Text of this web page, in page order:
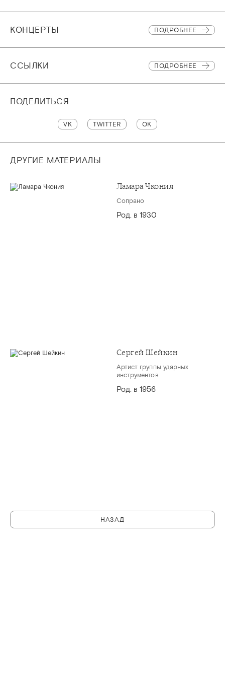
КОНЦЕРТЫ ПОДРОБНЕЕ
CСЫЛКИ ПОДРОБНЕЕ
ПОДЕЛИТЬСЯ
VK TWITTER OK
ДРУГИЕ МАТЕРИАЛЫ
Ламара Чкония
Сопрано
Род. в 1930
Сергей Шейкин
Артист группы ударных
инструментов
Род. в 1956
НАЗАД